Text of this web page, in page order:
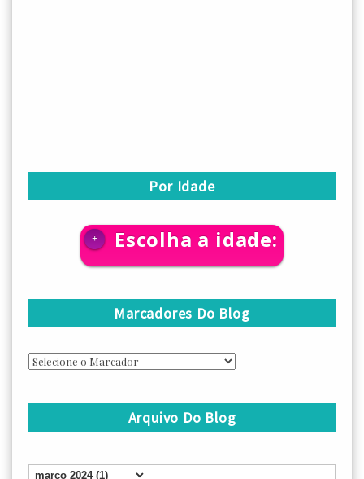
Por Idade
+ Escolha a idade:
Marcadores Do Blog
Arquivo Do Blog